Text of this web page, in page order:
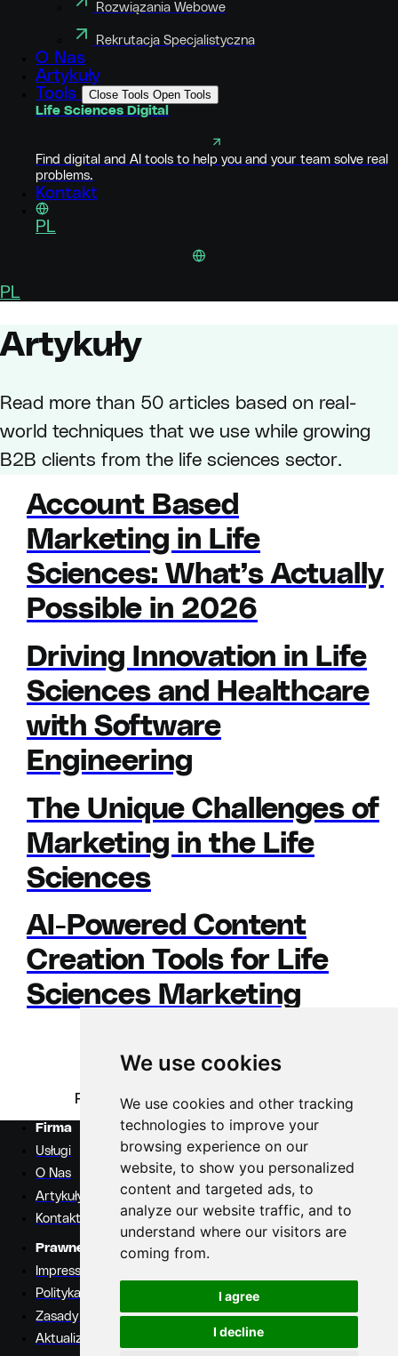
We use cookies
We use cookies and other tracking
technologies to improve your
browsing experience on our
website, to show you personalized
content and targeted ads, to
analyze our website traffic, and to
understand where our visitors are
coming from.
I agree
I decline
Rozwiązania Webowe
Rekrutacja Specjalistyczna
O Nas
Artykuły
Tools
Close Tools Open Tools
Life Sciences Digital
Find digital and AI tools to help you and your team solve real
problems.
Kontakt
PL
PL
Artykuły
Read more than 50 articles based on real-
world techniques that we use while growing
B2B clients from the life sciences sector.
Account Based
Marketing in Life
Sciences: What’s Actually
Possible in 2026
Driving Innovation in Life
Sciences and Healthcare
with Software
Engineering
The Unique Challenges of
Marketing in the Life
Sciences
AI-Powered Content
Creation Tools for Life
Sciences Marketing
Previous Strona1 Strona2 Next
Firma
Usługi
O Nas
Artykuły
Kontakt
Prawne
Impressum
Polityka prywatności
Zasady i warunki
Aktualizacja ustawień plików cookie